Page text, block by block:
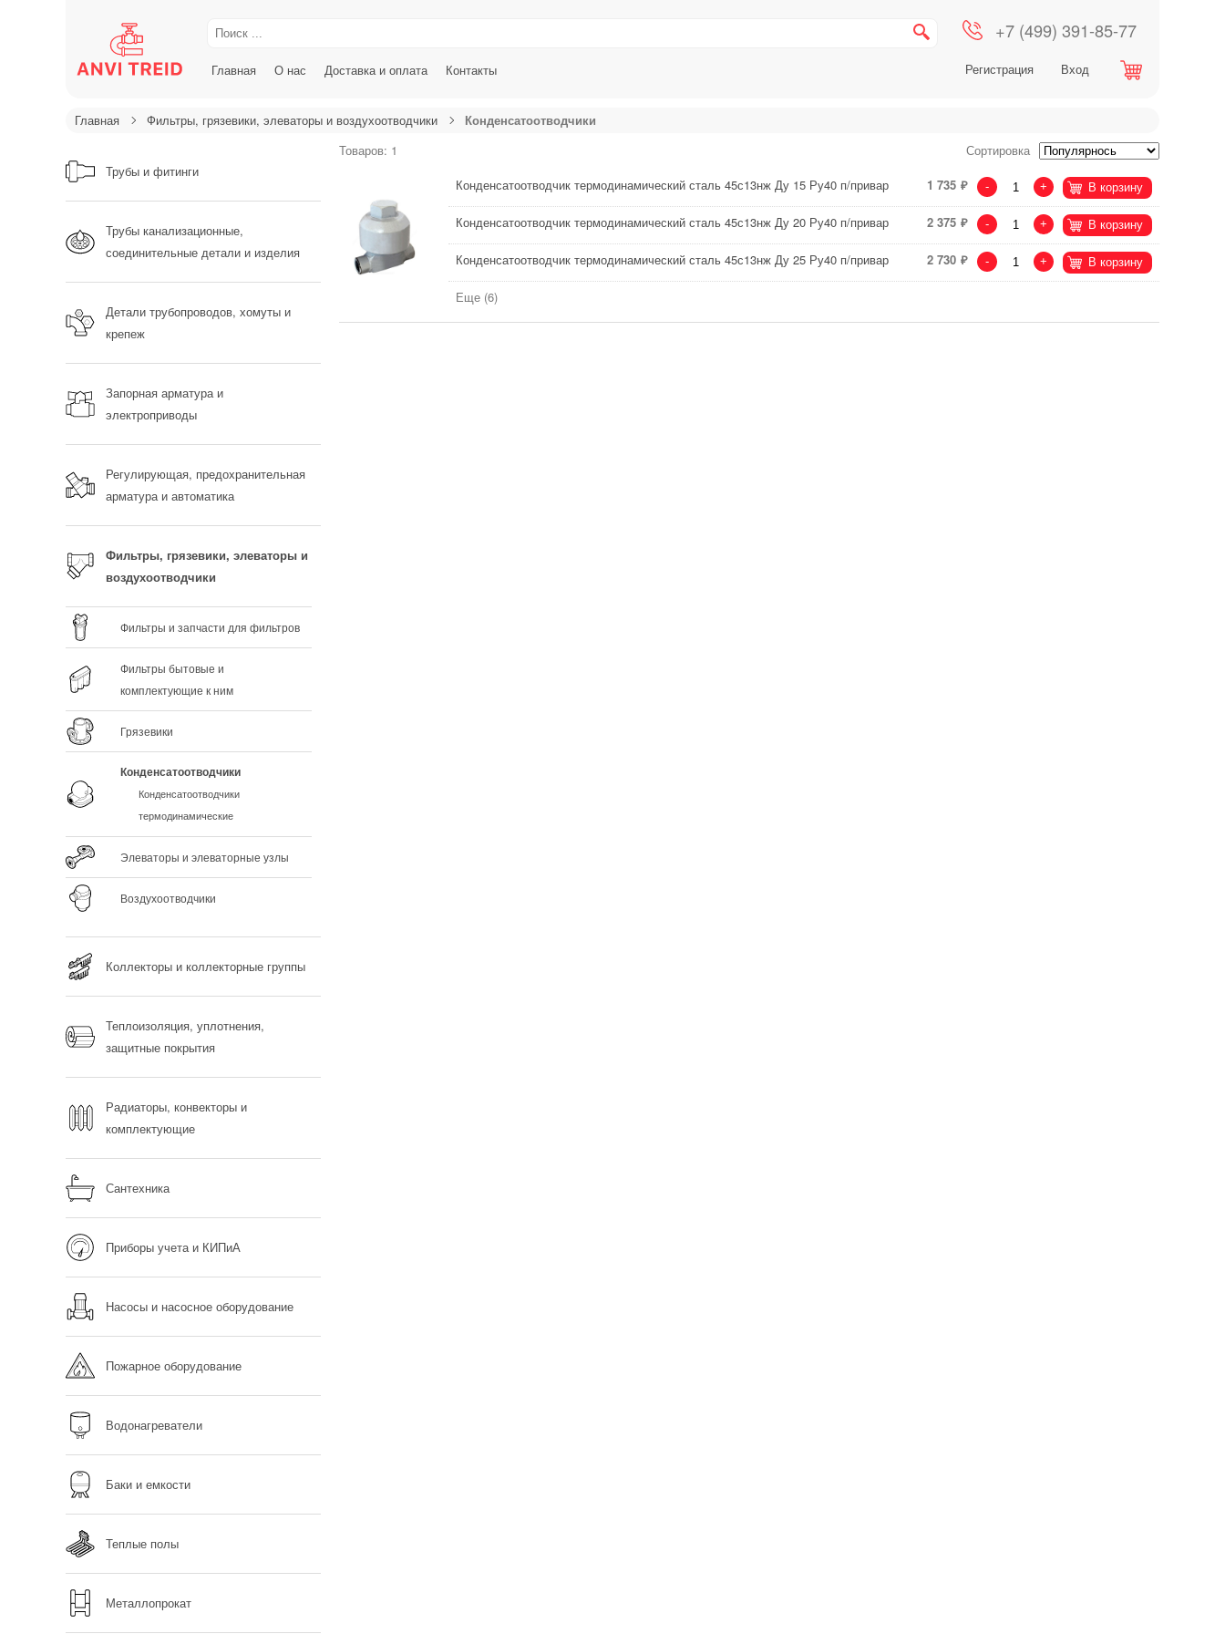
Главная О нас Доставка и оплата Контакты
+7 (499) 391-85-77
Регистрация Вход
Главная Фильтры, грязевики, элеваторы и воздухоотводчики Конденсатоотводчики
Трубы и фитинги
Трубы канализационные,
соединительные детали и изделия
Детали трубопроводов, хомуты и
крепеж
Запорная арматура и
электроприводы
Регулирующая, предохранительная
арматура и автоматика
Фильтры, грязевики, элеваторы и
воздухоотводчики
Фильтры и запчасти для фильтров
Фильтры бытовые и
комплектующие к ним
Грязевики
Конденсатоотводчики
Конденсатоотводчики
термодинамические
Элеваторы и элеваторные узлы
Воздухоотводчики
Коллекторы и коллекторные группы
Теплоизоляция, уплотнения,
защитные покрытия
Радиаторы, конвекторы и
комплектующие
Сантехника
Приборы учета и КИПиА
Насосы и насосное оборудование
Пожарное оборудование
Водонагреватели
Баки и емкости
Теплые полы
Металлопрокат
Товаров: 1
Сортировка
Конденсатоотводчик термодинамический сталь 45с13нж Ду 15 Ру40 п/привар
1 735 - + В корзину
Конденсатоотводчик термодинамический сталь 45с13нж Ду 20 Ру40 п/привар 2 375 - + В корзину
Конденсатоотводчик термодинамический сталь 45с13нж Ду 25 Ру40 п/привар 2 730 - + В корзину
Еще (6)